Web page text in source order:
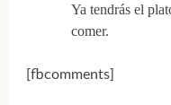
Ya tendrás el
comer.
[fbcomments]